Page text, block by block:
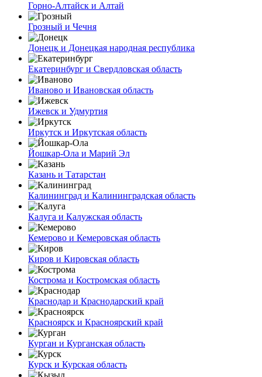
Горно-Алтайск и Алтай
Грозный и Чечня
Донецк и Донецкая народная республика
Екатеринбург и Свердловская область
Иваново и Ивановская область
Ижевск и Удмуртия
Иркутск и Иркутская область
Йошкар-Ола и Марий Эл
Казань и Татарстан
Калининград и Калининградская область
Калуга и Калужская область
Кемерово и Кемеровская область
Киров и Кировская область
Кострома и Костромская область
Краснодар и Краснодарский край
Красноярск и Красноярский край
Курган и Курганская область
Курск и Курская область